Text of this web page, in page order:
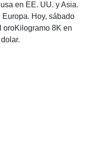
en EE. UU. y Asia.
Hoy, sábado
oroKilogramo 8K en